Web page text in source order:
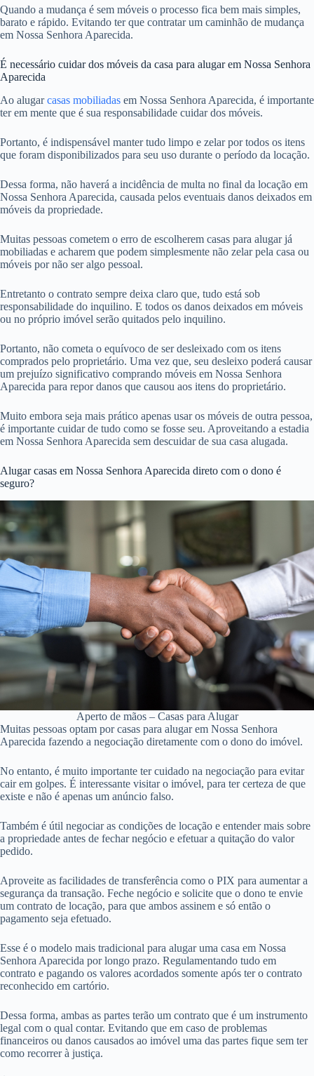
Quando a mudança é sem móveis o processo fica bem mais simples,
barato e rápido. Evitando ter que contratar um caminhão de mudança
em Nossa Senhora Aparecida.
É necessário cuidar dos móveis da casa para alugar em Nossa Senhora
Aparecida
Ao alugarcasas mobiliadas em Nossa Senhora Aparecida, é importante
ter em mente que é sua responsabilidade cuidar dos móveis.
Portanto, é indispensável manter tudo limpo e zelar por todos os itens
que foram disponibilizados para seu uso durante o período da locação.
Dessa forma, não haverá a incidência de multa no final da locação em
Nossa Senhora Aparecida, causada pelos eventuais danos deixados em
móveis da propriedade.
Muitas pessoas cometem o erro de escolherem casas para alugar já
mobiliadas e acharem que podem simplesmente não zelar pela casa ou
móveis por não ser algo pessoal.
Entretanto o contrato sempre deixa claro que, tudo está sob
responsabilidade do inquilino. E todos os danos deixados em móveis
ou no próprio imóvel serão quitados pelo inquilino.
Portanto, não cometa o equívoco de ser desleixado com os itens
comprados pelo proprietário. Uma vez que, seu desleixo poderá causar
um prejuízo significativo comprando móveis em Nossa Senhora
Aparecida para repor danos que causou aos itens do proprietário.
Muito embora seja mais prático apenas usar os móveis de outra pessoa,
é importante cuidar de tudo como se fosse seu. Aproveitando a estadia
em Nossa Senhora Aparecida sem descuidar de sua casa alugada.
Alugar casas em Nossa Senhora Aparecida direto com o dono é
seguro?
Aperto de mãos – Casas para Alugar
Muitas pessoas optam por casas para alugar em Nossa Senhora
Aparecida fazendo a negociação diretamente com o dono do imóvel.
No entanto, é muito importante ter cuidado na negociação para evitar
cair em golpes. É interessante visitar o imóvel, para ter certeza de que
existe e não é apenas um anúncio falso.
Também é útil negociar as condições de locação e entender mais sobre
a propriedade antes de fechar negócio e efetuar a quitação do valor
pedido.
Aproveite as facilidades de transferência como o PIX para aumentar a
segurança da transação. Feche negócio e solicite que o dono te envie
um contrato de locação, para que ambos assinem e só então o
pagamento seja efetuado.
Esse é o modelo mais tradicional para alugar uma casa em Nossa
Senhora Aparecida por longo prazo. Regulamentando tudo em
contrato e pagando os valores acordados somente após ter o contrato
reconhecido em cartório.
Dessa forma, ambas as partes terão um contrato que é um instrumento
legal com o qual contar. Evitando que em caso de problemas
financeiros ou danos causados ao imóvel uma das partes fique sem ter
como recorrer à justiça.